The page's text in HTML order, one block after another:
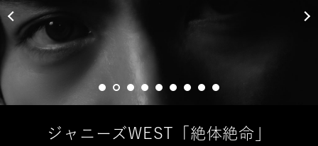
ジャニーズWEST「絶体絶命」